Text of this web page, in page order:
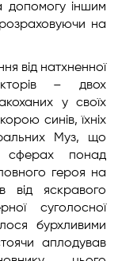
допомогу іншим
на
від натхненної
– двох
у своїх
синів, їхніх
Муз, що
сферах понад
героя на
від яскравого
суголосної
бурхливими
аплодував